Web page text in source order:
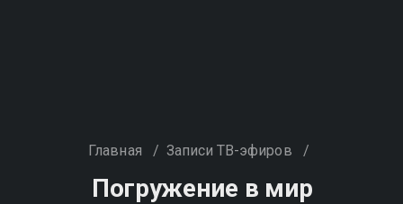
Главная / Записи ТВ-эфиров /
Погружение в мир